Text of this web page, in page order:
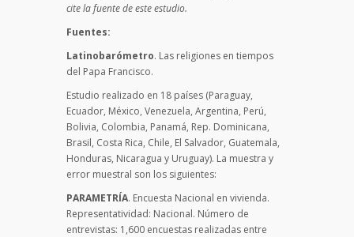
cite la fuente de este estudio.
Fuentes:
Latinobarómetro. Las religiones en tiempos
del Papa Francisco.
Estudio realizado en 18 países (Paraguay,
Ecuador, México, Venezuela, Argentina, Perú,
Bolivia, Colombia, Panamá, Rep. Dominicana,
Brasil, Costa Rica, Chile, El Salvador, Guatemala,
Honduras, Nicaragua y Uruguay). La muestra y
error muestral son los siguientes:
PARAMETRÍA. Encuesta Nacional en vivienda.
Representatividad: Nacional. Número de
entrevistas: 1,600 encuestas realizadas entre